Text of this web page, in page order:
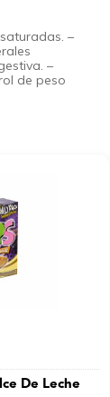
–
–
de peso
De Leche